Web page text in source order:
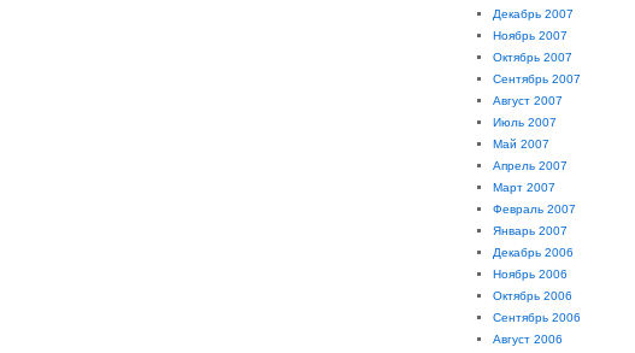
Декабрь 2007
Ноябрь 2007
Октябрь 2007
Сентябрь 2007
Август 2007
Июль 2007
Май 2007
Апрель 2007
Март 2007
Февраль 2007
Январь 2007
Декабрь 2006
Ноябрь 2006
Октябрь 2006
Сентябрь 2006
Август 2006